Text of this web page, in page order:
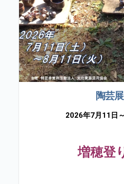
陶芸展
2026年7月11日
増穂登